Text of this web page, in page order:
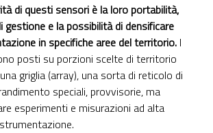
di questi sensori è la loro portabilità,
gestione e la possibilità di densificare
in specifiche aree del territorio. I
posti su porzioni scelte di territorio
griglia (array), una sorta di reticolo di
speciali, provvisorie, ma
esperimenti e misurazioni ad alta